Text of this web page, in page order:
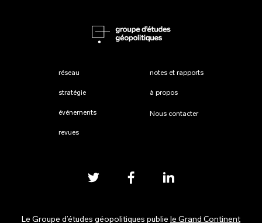
réseau
stratégie
événements
revues
notes et rapports
à propos
Nous contacter
Le Groupe d’études géopolitiques publie le Grand Continent